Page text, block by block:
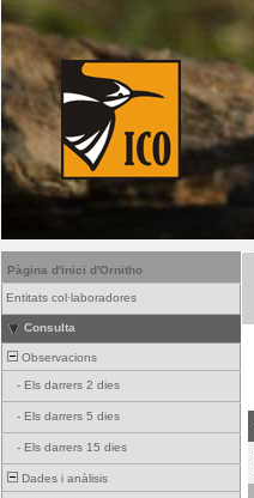
Pàgina d'inici d'Ornitho
Entitats col·laboradores
Consulta
Observacions
- Els darrers 2 dies
- Els darrers 5 dies
- Els darrers 15 dies
Dades i anàlisis